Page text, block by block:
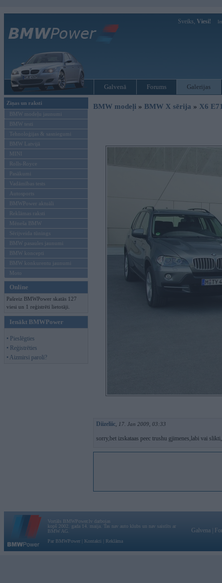
Sveiks, Viesi!
Galvenā Forums Galerijas
Ziņas un raksti
BMW modeļu jaunumi
BMW testi
Tehnoloģijas & sasniegumi
BMW Latvijā
MINI
Rolls-Royce
Pasākumi
Vadāmības tests
Autosports
BMWPower aktuāli
Reklāmas raksti
Mēneša BMW
Sērijveida tūnings
BMW pasaules jaunumi
BMW koncepti
BMW konkurentu jaunumi
Moto
Online
Pašreiz BMWPower skatās 127
viesi un 1 reģistrēti lietotāji.
Ienākt BMWPower
• Pieslēgties
• Reģistrēties
• Aizmirsi paroli?
BMW modeļi » BMW X sērija » X6
Diizeliic, 17. Jan 2009, 03:33
sorry,bet izskataas peec trushu gjimenes,labi vai
Vortāls BMWPower.lv darbojas
kopš 2002. gada 14. maija. Tas nav auto klubs un nav saistīts ar
BMW AG.
Par BMWPower
Kontakti Reklāma
Galvena